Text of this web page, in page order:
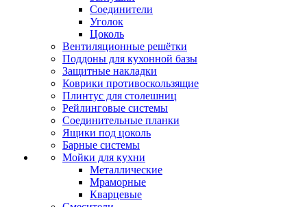
Соединители
Уголок
Цоколь
Вентиляционные решётки
Поддоны для кухонной базы
Защитные накладки
Коврики противоскользящие
Плинтус для столешниц
Рейлинговые системы
Соединительные планки
Ящики под цоколь
Барные системы
Мойки для кухни
Металлические
Мраморные
Кварцевые